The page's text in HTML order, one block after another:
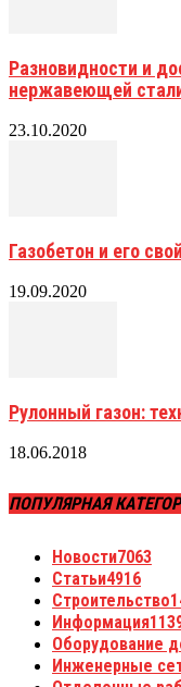
Разновидности и
нержавеющей
23.10.2020
Газобетон и его
19.09.2020
Рулонный газон:
18.06.2018
ПОПУЛЯРНАЯ
Новости7063
Статьи4916
Строительство
Информация
Оборудование
Инженерные